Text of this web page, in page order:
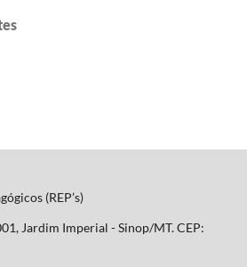
(REP’s)
Jardim Imperial - Sinop/MT. CEP: